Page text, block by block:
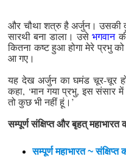
और चौथा शत्रु है अर्जुन। उसकी
सारथी बना डाला। उसेभगवान
कितना कष्ट हुआ होगा मेरे प्रभु
आ गए।
यह देख अर्जुन का घमंड चूर-चूर
कहा, ‘मान गया प्रभु, इस
तो कुछ भी नहीं हूं।’
सम्पूर्ण संक्षिप्त और बृहत्
सम्पूर्ण महाभारत ~